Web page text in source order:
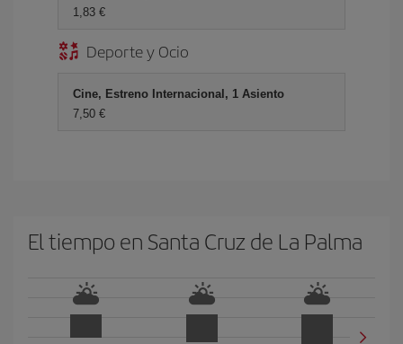
1,83
Deporte y Ocio
Cine, Estreno Internacional, 1 Asiento
7,50
El tiempo en Santa Cruz de La Palma